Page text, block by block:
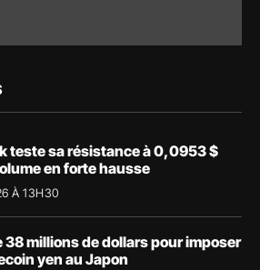
teste sa résistance à 0,0953 $
en forte hausse
À 13H30
38 millions de dollars pour imposer
yen au Japon